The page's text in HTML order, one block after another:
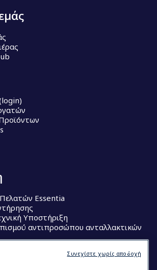
Essentia
Υποστήριξη
αντιπροσώπου ανταλλακτικών
Συνεχίστε χωρίς αποδοχή